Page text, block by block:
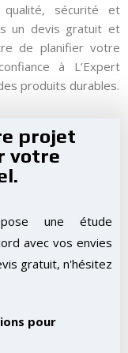
qualité, sécurité et
un devis gratuit et
de planifier votre
à L’Expert
produits durables.
projet
votre
une étude
avec vos envies
gratuit, n'hésitez
pour